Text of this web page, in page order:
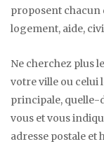
proposent chacun
logement, aide,
Ne cherchez plus
votre ville ou celui
principale, quelle-
vous et vous
adresse postale et